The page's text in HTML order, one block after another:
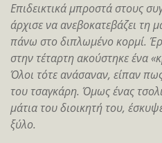
Επιδεικτικά μπροστά στους
άρχισε να ανεβοκατεβάζει τη
πάνω στο διπλωμένο κορμί.
στην τέταρτη ακούστηκε ένα
Όλοι τότε ανάσαναν, είπαν
του τσαγκάρη. Όμως ένας
μάτια του διοικητή του,
ξύλο.